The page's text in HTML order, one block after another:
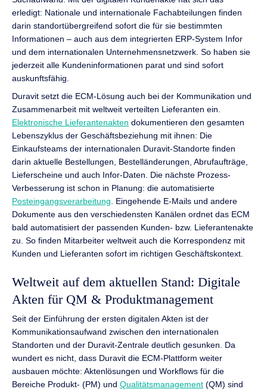
erledigt: Nationale und internationale Fachabteilungen finden
darin standortübergreifend sofort die für sie bestimmten
Informationen – auch aus dem integrierten ERP-System Infor
und dem internationalen Unternehmensnetzwerk. So haben sie
jederzeit alle Kundeninformationen parat und sind sofort
auskunftsfähig.
Duravit setzt die ECM-Lösung auch bei der Kommunikation und
Zusammenarbeit mit weltweit verteilten Lieferanten ein.
Elektronische Lieferantenakten dokumentieren den gesamten
Lebenszyklus der Geschäftsbeziehung mit ihnen: Die
Einkaufsteams der internationalen Duravit-Standorte finden
darin aktuelle Bestellungen, Bestelländerungen, Abrufaufträge,
Lieferscheine und auch Infor-Daten. Die nächste Prozess-
Verbesserung ist schon in Planung: die automatisierte
Posteingangsverarbeitung . Eingehende E-Mails und andere
Dokumente aus den verschiedensten Kanälen ordnet das ECM
bald automatisiert der passenden Kunden- bzw. Lieferantenakte
zu. So finden Mitarbeiter weltweit auch die Korrespondenz mit
Kunden und Lieferanten sofort im richtigen Geschäftskontext.
Weltweit auf dem aktuellen Stand: Digitale
Akten für QM & Produktmanagement
Seit der Einführung der ersten digitalen Akten ist der
Kommunikationsaufwand zwischen den internationalen
Standorten und der Duravit-Zentrale deutlich gesunken. Da
wundert es nicht, dass Duravit die ECM-Plattform weiter
ausbauen möchte: Aktenlösungen und Workflows für die
Bereiche Produkt- (PM) und Qualitätsmanagement (QM) sind